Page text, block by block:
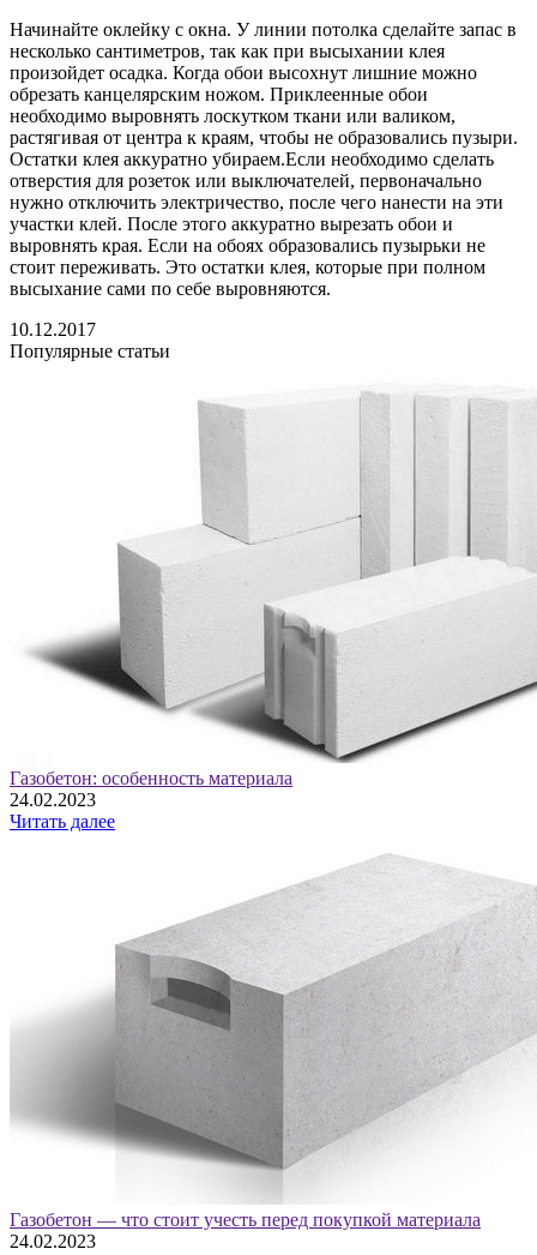
Начинайте оклейку с окна. У линии потолка сделайте запас в
несколько сантиметров, так как при высыхании клея
произойдет осадка. Когда обои высохнут лишние можно
обрезать канцелярским ножом. Приклеенные обои
необходимо выровнять лоскутком ткани или валиком,
растягивая от центра к краям, чтобы не образовались пузыри.
Остатки клея аккуратно убираем.Если необходимо сделать
отверстия для розеток или выключателей, первоначально
нужно отключить электричество, после чего нанести на эти
участки клей. После этого аккуратно вырезать обои и
выровнять края. Если на обоях образовались пузырьки не
стоит переживать. Это остатки клея, которые при полном
высыхание сами по себе выровняются.
10.12.2017
Популярные статьи
Газобетон: особенность материала
24.02.2023
Читать далее
Газобетон — что стоит учесть перед покупкой материала
24.02.2023